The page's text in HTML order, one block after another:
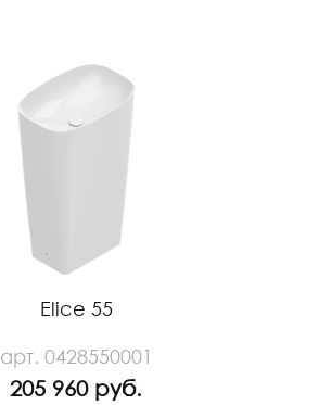
Elice 55
арт. 0428550001
205 960 руб.